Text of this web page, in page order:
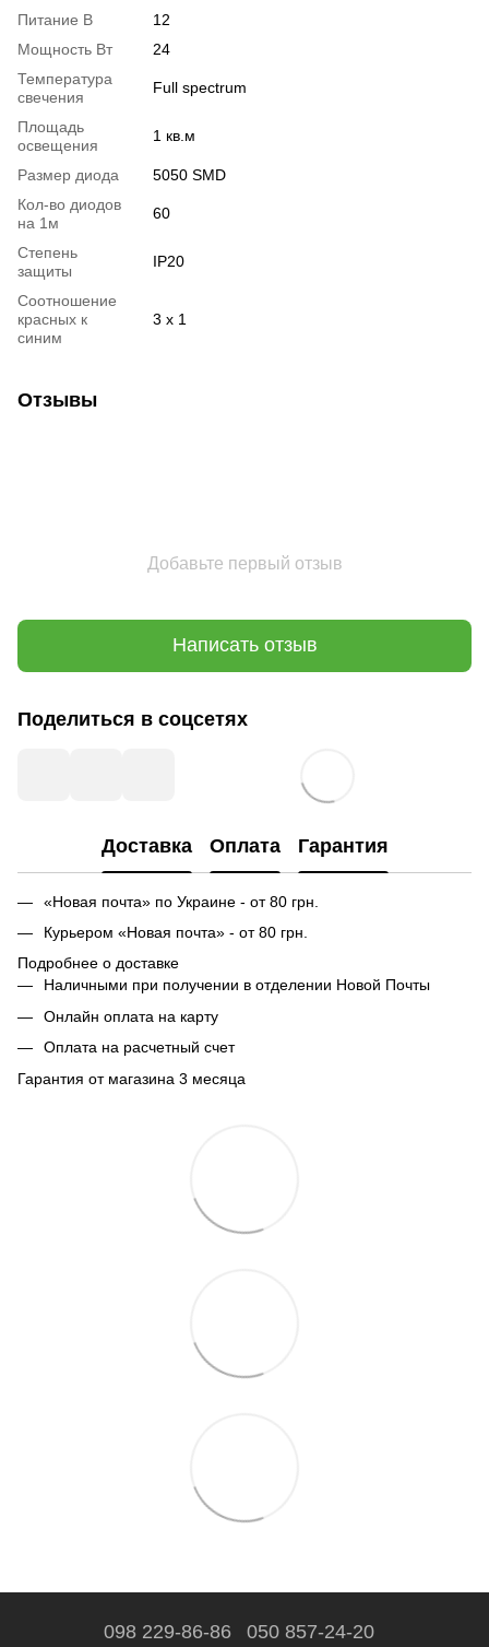
Питание В
12
Мощность Вт
24
Температура
свечения
Full spectrum
Площадь
освещения
1 кв.м
Размер диода
5050 SMD
Кол-во диодов
на 1м
60
Степень
защиты
IP20
Соотношение
красных к
синим
3 х 1
Отзывы
Добавьте первый отзыв
Написать отзыв
Поделиться в соцсетях
Доставка Оплата Гарантия
«Новая почта» по Украине - от 80 грн.
Курьером «Новая почта» - от 80 грн.
Подробнее о доставке
Наличными при получении в отделении Новой Почты
Онлайн оплата на карту
Оплата на расчетный счет
Гарантия от магазина 3 месяца
098 229-86-86 050 857-24-20